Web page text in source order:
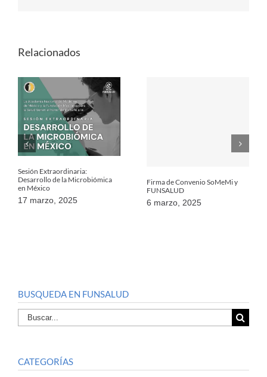
Relacionados
Sesión Extraordinaria:
Desarrollo de la Microbiómica
en México
17 marzo, 2025
Firma de Convenio SoMeMi y
FUNSALUD
6 marzo, 2025
BUSQUEDA EN FUNSALUD
Buscar
por:
CATEGORÍAS